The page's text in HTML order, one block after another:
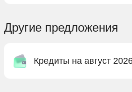
Другие предложения
Кредиты на август